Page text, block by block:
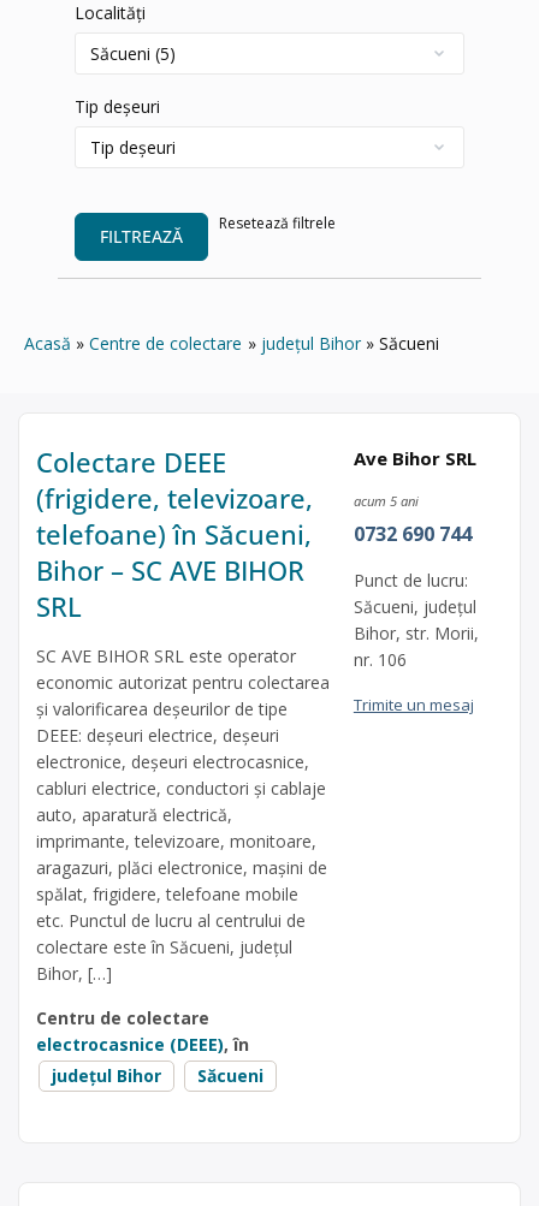
Localități
Tip deșeuri
FILTREAZĂ
Resetează filtrele
Acasă Centre de colectare județul Bihor Săcueni
Colectare DEEE
(frigidere, televizoare,
telefoane) în Săcueni,
Bihor – SC AVE BIHOR
SRL
SC AVE BIHOR SRL este operator
economic autorizat pentru colectarea
și valorificarea deșeurilor de tipe
DEEE: deșeuri electrice, deșeuri
electronice, deșeuri electrocasnice,
cabluri electrice, conductori și cablaje
auto, aparatură electrică,
imprimante, televizoare, monitoare,
aragazuri, plăci electronice, mașini de
spălat, frigidere, telefoane mobile
etc. Punctul de lucru al centrului de
colectare este în Săcueni, judeţul
Bihor, […]
Centru de colectare
electrocasnice (DEEE), în
județul Bihor
Săcueni
Ave Bihor SRL
acum 5 ani
0732 690 744
Punct de lucru:
Săcueni, judeţul
Bihor, str. Morii,
nr. 106
Trimite un mesaj